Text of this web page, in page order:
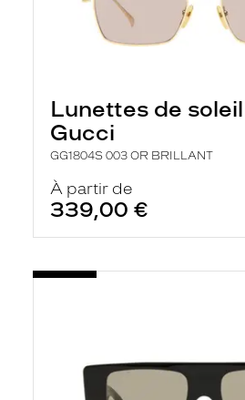
Lunettes de soleil
Gucci
GG1804S 003 OR BRILLANT
À partir de
339,00 €